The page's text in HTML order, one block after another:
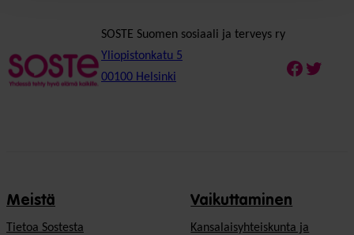
SOSTE Suomen sosiaali ja terveys ry
Yliopistonkatu 5
00100 Helsinki
Meistä
Tietoa Sostesta
Vaikuttaminen
Kansalaisyhteiskunta ja